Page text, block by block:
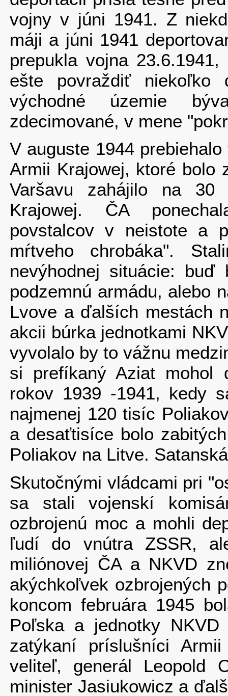
vojny v júni 1941. Z
máji a júni 1941
prepukla vojna
ešte povraždiť niekoľko
východné územie
zdecimované, v mene
V auguste 1944
Armii Krajowej, ktoré bolo
Varšavu zahájilo na
Krajowej. ČA
povstalcov v neistote a
mŕtveho chrobáka".
nevýhodnej situácie:
podzemnú armádu, alebo
Lvove a ďalších mestách
akcii búrka jednotkami
vyvolalo by to vážnu
si prefíkaný Aziat mohol
rokov 1939 -1941, kedy
najmenej 120 tisíc
a desaťtisíce bolo
Poliakov na Litve.
Skutočnými vládcami pri
sa stali vojenskí
ozbrojenú moc a mohli
ľudí do vnútra ZSSR,
miliónovej ČA a NKVD
akýchkoľvek ozbrojených
koncom februára 1945
Poľska a jednotky
zatýkaní príslušníci
veliteľ, generál Leopold
minister Jasiukowicz a